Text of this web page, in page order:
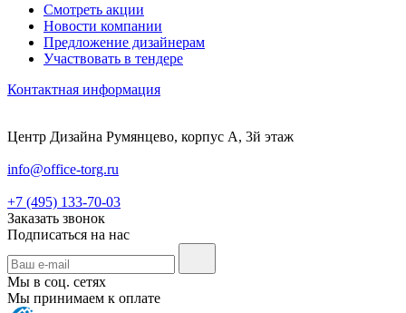
Смотреть акции
Новости компании
Предложение дизайнерам
Участвовать в тендере
Контактная информация
Центр Дизайна Румянцево, корпус А, 3й этаж
info@office-torg.ru
+7 (495) 133-70-03
Заказать звонок
Подписаться на нас
Мы в соц. сетях
Мы принимаем к оплате